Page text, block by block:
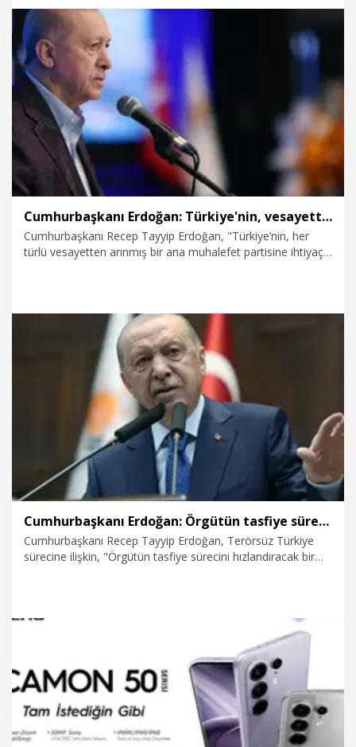
6.07.2026 Kültür&Sanat
Cumhurbaşkanı Erdoğan: Türkiye'nin, vesayetten arınmış bir ana muhalefete ihtiyaç duyduğu açıktır
Cumhurbaşkanı Recep Tayyip Erdoğan, "Türkiye’nin, her
türlü vesayetten arınmış bir ana muhalefet partisine ihtiyaç
edilmiş yetim hakkından, kara paradan, haram paradan alan
bir muhalefet, Türkiye’ye fayda getirmez; zarar getirir" dedi.
Politika
Cumhurbaşkanı Erdoğan: Örgütün tasfiye sürecini hızlandıracak bir yasal çerçeve üzerinde çalışıyoruz
Cumhurbaşkanı Recep Tayyip Erdoğan, Terörsüz Türkiye
sürecine ilişkin, "Örgütün tasfiye sürecini hızlandıracak bir
takdirine sunacağız" dedi.
24.06.2026 Politika